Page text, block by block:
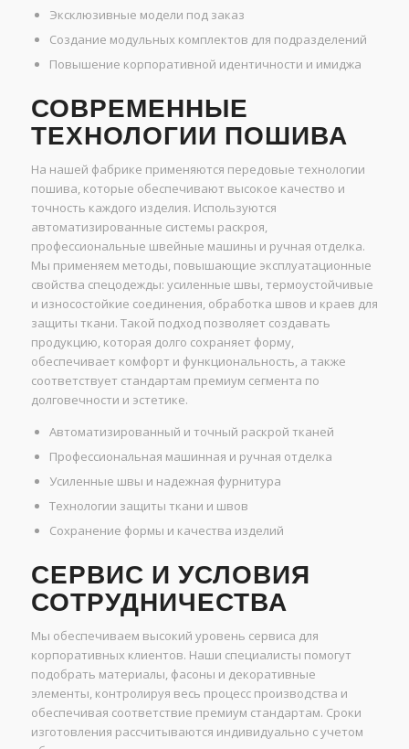
Эксклюзивные модели под заказ
Создание модульных комплектов для подразделений
Повышение корпоративной идентичности и имиджа
СОВРЕМЕННЫЕ
ТЕХНОЛОГИИ ПОШИВА
На нашей фабрике применяются передовые технологии
пошива, которые обеспечивают высокое качество и
точность каждого изделия. Используются
автоматизированные системы раскроя,
профессиональные швейные машины и ручная отделка.
Мы применяем методы, повышающие эксплуатационные
свойства спецодежды: усиленные швы, термоустойчивые
и износостойкие соединения, обработка швов и краев для
защиты ткани. Такой подход позволяет создавать
продукцию, которая долго сохраняет форму,
обеспечивает комфорт и функциональность, а также
соответствует стандартам премиум сегмента по
долговечности и эстетике.
Автоматизированный и точный раскрой тканей
Профессиональная машинная и ручная отделка
Усиленные швы и надежная фурнитура
Технологии защиты ткани и швов
Сохранение формы и качества изделий
СЕРВИС И УСЛОВИЯ
СОТРУДНИЧЕСТВА
Мы обеспечиваем высокий уровень сервиса для
корпоративных клиентов. Наши специалисты помогут
подобрать материалы, фасоны и декоративные
элементы, контролируя весь процесс производства и
обеспечивая соответствие премиум стандартам. Сроки
изготовления рассчитываются индивидуально с учетом